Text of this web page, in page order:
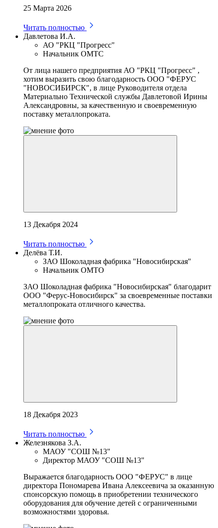
25 Марта 2026
Читать полностью
Давлетова И.А.
АО "РКЦ "Прогресс"
Начальник ОМТС
От лица нашего предприятия АО "РКЦ "Прогресс" ,
хотим выразить свою благодарность ООО "ФЕРУС
"НОВОСИБИРСК", в лице Руководителя отдела
Материально Технической службы Давлетовой Ирины
Александровны, за качественную и своевременную
поставку металлопроката.
13 Декабря 2024
Читать полностью
Делёва Т.И.
ЗАО Шоколадная фабрика "Новосибирская"
Начальник ОМТО
ЗАО Шоколадная фабрика "Новосибирская" благодарит
ООО "Ферус-Новосибирск" за своевременные поставки
металлопроката отличного качества.
18 Декабря 2023
Читать полностью
Железнякова З.А.
МАОУ "СОШ №13"
Директор МАОУ "СОШ №13"
Выражается благодарность ООО "ФЕРУС" в лице
директора Пономарева Ивана Алексеевича за оказанную
спонсорскую помощь в приобретении технического
оборудования для обучение детей с ограниченными
возможностями здоровья.